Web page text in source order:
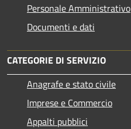
Personale Amministrativo
Documenti e dati
CATEGORIE DI SERVIZIO
Anagrafe e stato civile
Imprese e Commercio
Appalti pubblici